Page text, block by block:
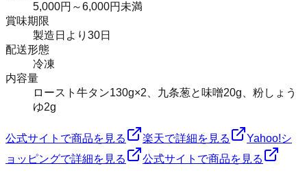
5,000円～6,000円未満
賞味期限
製造日より30日
配送形態
冷凍
内容量
ロースト牛タン130g×2、九条葱と味噌20g、粉しょう
ゆ2g
公式サイトで商品を見る 楽天で詳細を見る
Yahoo!シ
ョッピングで詳細を見る
公式サイトで商品を見る